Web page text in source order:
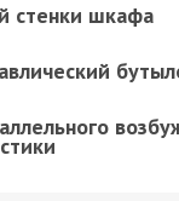
стенки шкафа